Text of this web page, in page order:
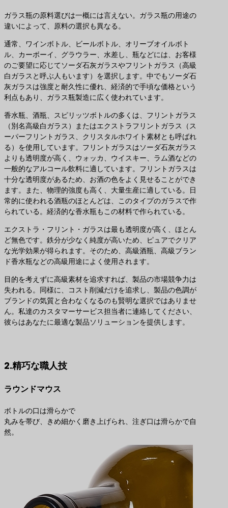
ガラス瓶の原料選びは一概には言えない。ガラス瓶の用途の
違いによって、原料の選択も異なる。
通常、ワインボトル、ビールボトル、オリーブオイルボト
ル、カーボーイ、グラウラー、水差し、瓶などには、お客様
のご要望に応じてソーダ石灰ガラスやフリントガラス（高級
白ガラスと呼ぶ人もいます）を選択します。中でもソーダ石
灰ガラスは強度と耐久性に優れ、経済的で手頃な価格という
利点もあり、ガラス瓶製造に広く使われています。
香水瓶、酒瓶、スピリッツボトルの多くは、フリントガラス
（別名高級白ガラス）またはエクストラフリントガラス（ス
ーパーフリントガラス、クリスタルホワイト素材とも呼ばれ
る）を使用しています。フリントガラスはソーダ石灰ガラス
よりも透明度が高く、ウォッカ、ウイスキー、ラム酒などの
一般的なアルコール飲料に適しています。フリントガラスは
十分な透明度があるため、お酒の色をよく見せることができ
ます。また、物理的強度も高く、大量生産に適している。日
常的に使われる酒瓶のほとんどは、このタイプのガラスで作
られている。経済的な香水瓶もこの材料で作られている。
エクストラ・フリント・ガラスは最も透明度が高く、ほとん
ど無色です。鉄分が少なく純度が高いため、ピュアでクリア
な光学効果が得られます。そのため、高級酒瓶、高級ブラン
ド香水瓶などの高級用途によく使用されます。
目的を考えずに高級素材を追求すれば、製品の市場競争力は
失われる。同様に、コスト削減だけを追求し、製品の色調が
ブランドの気質と合わなくなるのも賢明な選択ではありませ
ん。私達のカスタマーサービス担当者に連絡してください、
彼らはあなたに最適な製品ソリューションを提供します。
2.精巧な職人技
ラウンドマウス
ボトルの口は滑らかで
丸みを帯び、きめ細かく磨き上げられ、注ぎ口は滑らかで自
然。